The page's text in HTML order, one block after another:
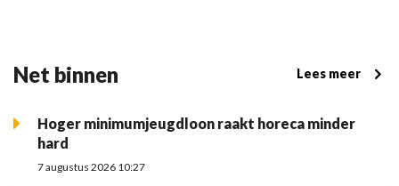
Net binnen Lees meer
Hoger minimumjeugdloon raakt horeca minder
hard
7 augustus 2026 10:27